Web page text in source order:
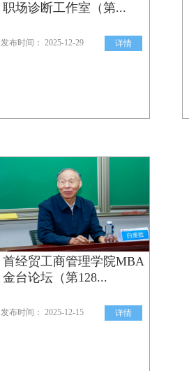
职场诊断工作室（第...
发布时间： 2025-12-29 详情
首经贸工商管理学院MBA
金台论坛（第128...
发布时间： 2025-12-15 详情